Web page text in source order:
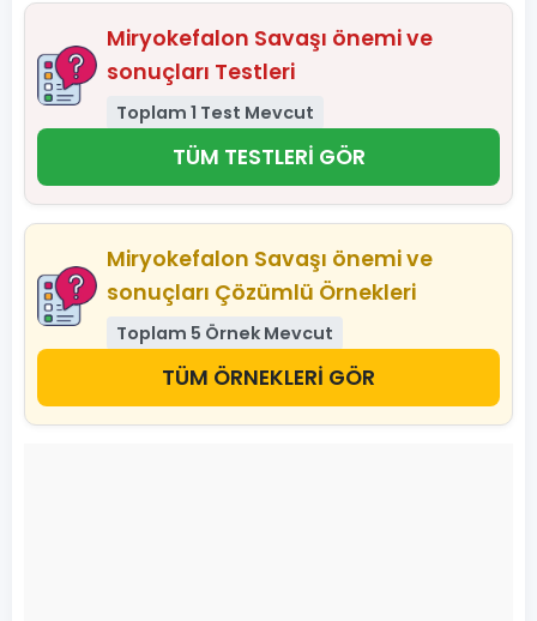
Miryokefalon Savaşı önemi ve
sonuçları Testleri
Toplam 1 Test Mevcut
TÜM TESTLERİ GÖR
Miryokefalon Savaşı önemi ve
sonuçları Çözümlü Örnekleri
Toplam 5 Örnek Mevcut
TÜM ÖRNEKLERİ GÖR